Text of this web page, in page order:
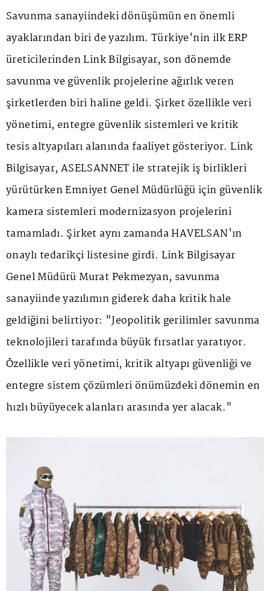
Savunma sanayiindeki dönüşümün en önemli
ayaklarından biri de yazılım. Türkiye'nin ilk ERP
üreticilerinden Link Bilgisayar, son dönemde
savunma ve güvenlik projelerine ağırlık veren
şirketlerden biri haline geldi. Şirket özellikle veri
yönetimi, entegre güvenlik sistemleri ve kritik
tesis altyapıları alanında faaliyet gösteriyor. Link
Bilgisayar, ASELSANNET ile stratejik iş birlikleri
yürütürken Emniyet Genel Müdürlüğü için güvenlik
kamera sistemleri modernizasyon projelerini
tamamladı. Şirket aynı zamanda HAVELSAN'ın
onaylı tedarikçi listesine girdi. Link Bilgisayar
Genel Müdürü Murat Pekmezyan, savunma
sanayiinde yazılımın giderek daha kritik hale
geldiğini belirtiyor: "Jeopolitik gerilimler savunma
teknolojileri tarafında büyük fırsatlar yaratıyor.
Özellikle veri yönetimi, kritik altyapı güvenliği ve
entegre sistem çözümleri önümüzdeki dönemin en
hızlı büyüyecek alanları arasında yer alacak."